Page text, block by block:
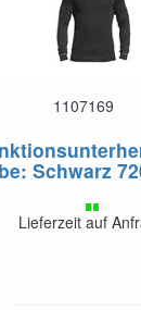
1107169
Schwarz
Lieferzeit auf